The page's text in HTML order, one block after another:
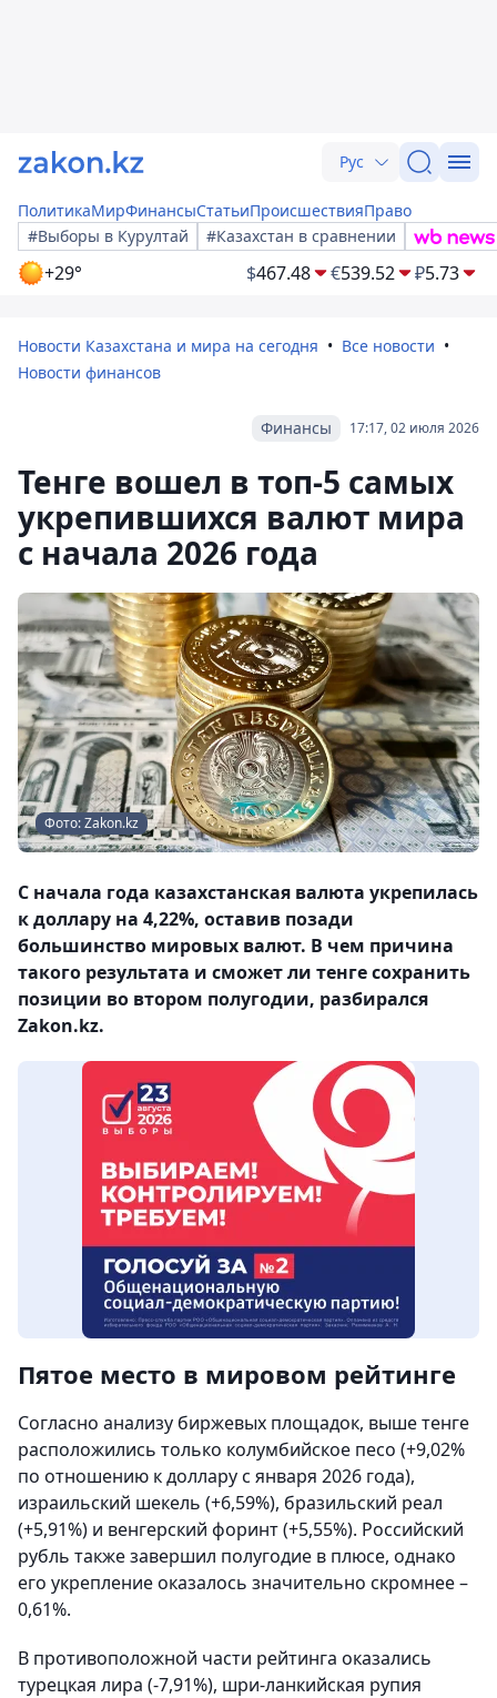
Рус
ПолитикаМирФинансыСтатьиПроисшествияПраво
#Выборы в Курултай
#Казахстан в сравнении
+29° $467.48 €539.52 ₽5.73
Новости Казахстана и мира на сегодня
Все новости
Новости финансов
17:17, 02 июля 2026
Финансы
Тенге вошел в топ-5 самых
укрепившихся валют мира
с начала 2026 года
Фото: Zakon.kz
С начала года казахстанская валюта укрепилась
к доллару на 4,22%, оставив позади
большинство мировых валют. В чем причина
такого результата и сможет ли тенге сохранить
позиции во втором полугодии, разбирался
Zakon.kz.
Пятое место в мировом рейтинге
Согласно анализу биржевых площадок, выше тенге
расположились только колумбийское песо (+9,02%
по отношению к доллару с января 2026 года),
израильский шекель (+6,59%), бразильский реал
(+5,91%) и венгерский форинт (+5,55%). Российский
рубль также завершил полугодие в плюсе, однако
его укрепление оказалось значительно скромнее –
0,61%.
В противоположной части рейтинга оказались
турецкая лира (-7,91%), шри-ланкийская рупия